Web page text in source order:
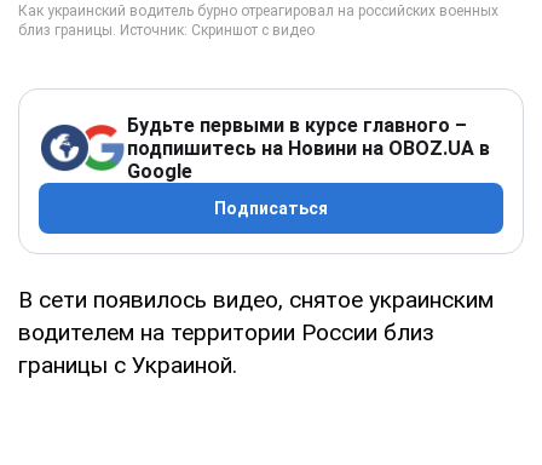
Будьте первыми в курсе главного –
подпишитесь на Новини на OBOZ.UA в
Google
Подписаться
В сети появилось видео, снятое украинским
водителем на территории России близ
границы с Украиной.